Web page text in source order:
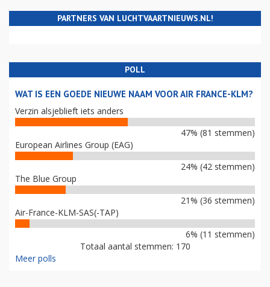
PARTNERS VAN LUCHTVAARTNIEUWS.NL!
POLL
WAT IS EEN GOEDE NIEUWE NAAM VOOR AIR FRANCE-KLM?
Verzin alsjeblieft iets anders
47% (81 stemmen)
European Airlines Group (EAG)
24% (42 stemmen)
The Blue Group
21% (36 stemmen)
Air-France-KLM-SAS(-TAP)
6% (11 stemmen)
Totaal aantal stemmen: 170
Meer polls